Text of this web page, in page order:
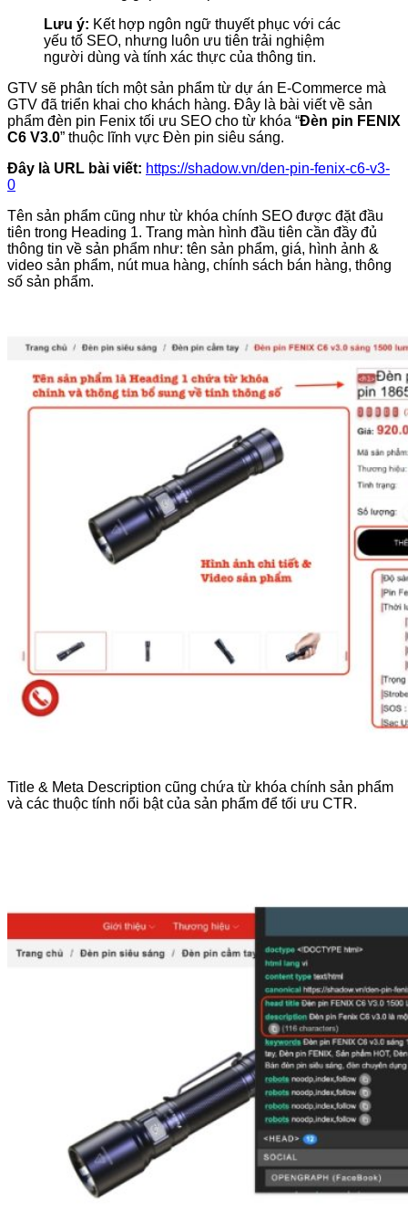
Lưu ý: Kết hợp ngôn ngữ thuyết phục với các
yếu tố SEO, nhưng luôn ưu tiên trải nghiệm
người dùng và tính xác thực của thông tin.
GTV sẽ phân tích một sản phẩm từ dự án E-Commerce mà
GTV đã triển khai cho khách hàng. Đây là bài viết về sản
phẩm đèn pin Fenix tối ưu SEO cho từ khóa “Đèn pin FENIX
C6 V3.0” thuộc lĩnh vực Đèn pin siêu sáng.
Đây là URL bài viết: https://shadow.vn/den-pin-fenix-c6-v3-
0
Tên sản phẩm cũng như từ khóa chính SEO được đặt đầu
tiên trong Heading 1. Trang màn hình đầu tiên cần đầy đủ
thông tin về sản phẩm như: tên sản phẩm, giá, hình ảnh &
video sản phẩm, nút mua hàng, chính sách bán hàng, thông
số sản phẩm.
Title & Meta Description cũng chứa từ khóa chính sản phẩm
và các thuộc tính nổi bật của sản phẩm để tối ưu CTR.